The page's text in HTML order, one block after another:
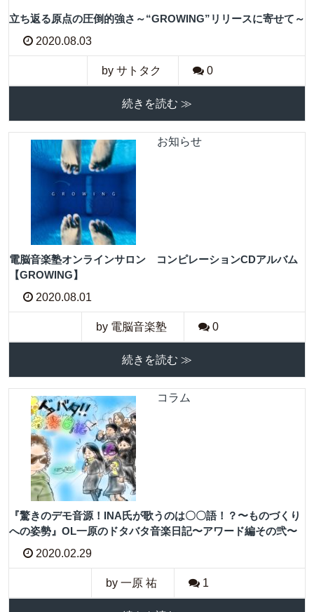
立ち返る原点の圧倒的強さ～“GROWING”リリースに寄せて～
2020.08.03
by サトタク 0
続きを読む ≫
お知らせ
電脳音楽塾オンラインサロン コンピレーションCDアルバム
【GROWING】
2020.08.01
by 電脳音楽塾 0
続きを読む ≫
コラム
『驚きのデモ音源！INA氏が歌うのは〇〇語！？〜ものづくり
への姿勢』OL一原のドタバタ音楽日記〜アワード編その弐〜
2020.02.29
by 一原 祐 1